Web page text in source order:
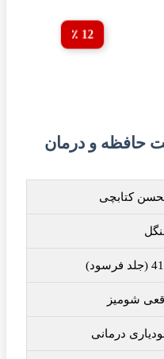
12 ٪
حافظه و درمان
کتابچی
فرسود)
شومیز
درمانی